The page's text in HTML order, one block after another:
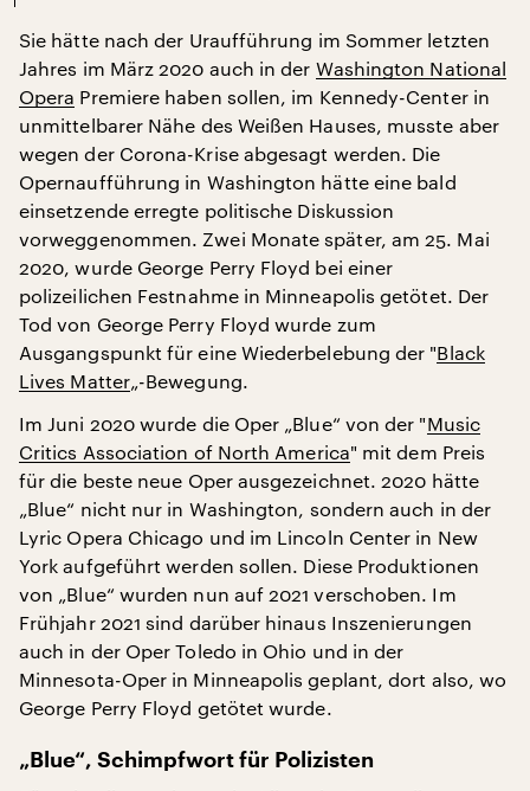
Sie hätte nach der Uraufführung im Sommer letzten
Jahres im März 2020 auch in der Washington National
Opera Premiere haben sollen, im Kennedy-Center in
unmittelbarer Nähe des Weißen Hauses, musste aber
wegen der Corona-Krise abgesagt werden. Die
Opernaufführung in Washington hätte eine bald
einsetzende erregte politische Diskussion
vorweggenommen. Zwei Monate später, am 25. Mai
2020, wurde George Perry Floyd bei einer
polizeilichen Festnahme in Minneapolis getötet. Der
Tod von George Perry Floyd wurde zum
Ausgangspunkt für eine Wiederbelebung der "Black
Lives Matter„-Bewegung.
Im Juni 2020 wurde die Oper „Blue“ von der "Music
Critics Association of North America" mit dem Preis
für die beste neue Oper ausgezeichnet. 2020 hätte
„Blue“ nicht nur in Washington, sondern auch in der
Lyric Opera Chicago und im Lincoln Center in New
York aufgeführt werden sollen. Diese Produktionen
von „Blue“ wurden nun auf 2021 verschoben. Im
Frühjahr 2021 sind darüber hinaus Inszenierungen
auch in der Oper Toledo in Ohio und in der
Minnesota-Oper in Minneapolis geplant, dort also, wo
George Perry Floyd getötet wurde.
„Blue“, Schimpfwort für Polizisten